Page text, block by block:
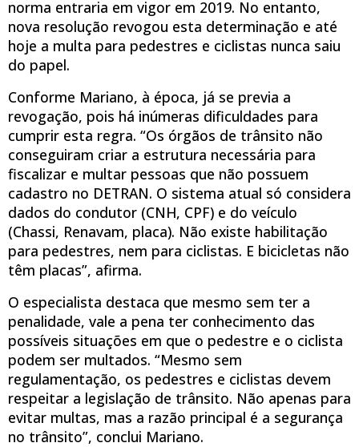
norma entraria em vigor em 2019. No entanto,
nova resolução revogou esta determinação e até
hoje a multa para pedestres e ciclistas nunca saiu
do papel.
Conforme Mariano, à época, já se previa a
revogação, pois há inúmeras dificuldades para
cumprir esta regra. “Os órgãos de trânsito não
conseguiram criar a estrutura necessária para
fiscalizar e multar pessoas que não possuem
cadastro no DETRAN. O sistema atual só considera
dados do condutor (CNH, CPF) e do veículo
(Chassi, Renavam, placa). Não existe habilitação
para pedestres, nem para ciclistas. E bicicletas não
têm placas”, afirma.
O especialista destaca que mesmo sem ter a
penalidade, vale a pena ter conhecimento das
possíveis situações em que o pedestre e o ciclista
podem ser multados. “Mesmo sem
regulamentação, os pedestres e ciclistas devem
respeitar a legislação de trânsito. Não apenas para
evitar multas, mas a razão principal é a segurança
no trânsito”, conclui Mariano.